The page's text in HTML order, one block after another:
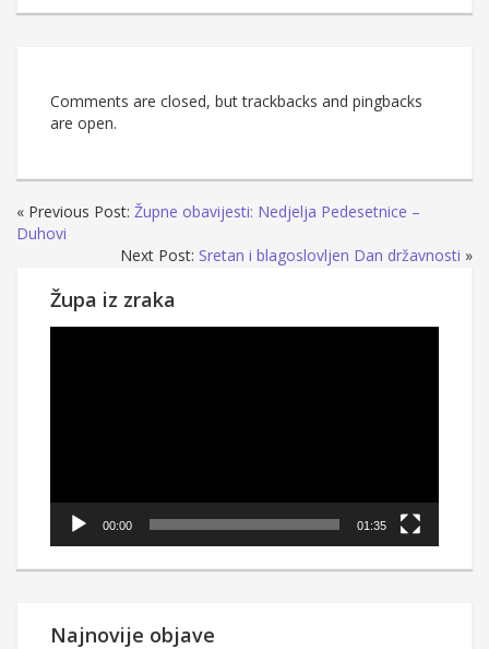
Comments are closed, but trackbacks and pingbacks
are open.
« Previous Post: Župne obavijesti: Nedjelja Pedesetnice –
Duhovi
Next Post: Sretan i blagoslovljen Dan državnosti »
Župa iz zraka
00:00 01:35
Najnovije objave